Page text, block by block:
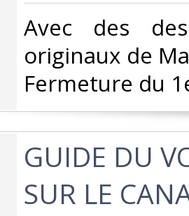
‎Avec des
originaux de
Fermeture du
‎GUIDE DU
SUR LE